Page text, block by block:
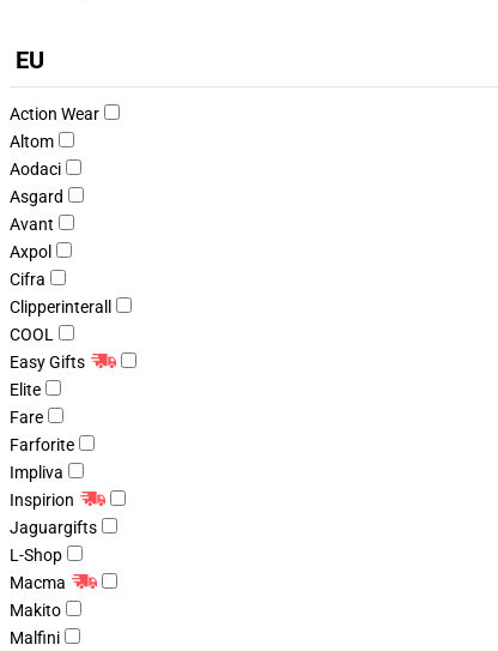
EU
Action Wear
Altom
Aodaci
Asgard
Avant
Axpol
Cifra
Clipperinterall
COOL
Easy Gifts
Elite
Fare
Farforite
Impliva
Inspirion
Jaguargifts
L-Shop
Macma
Makito
Malfini